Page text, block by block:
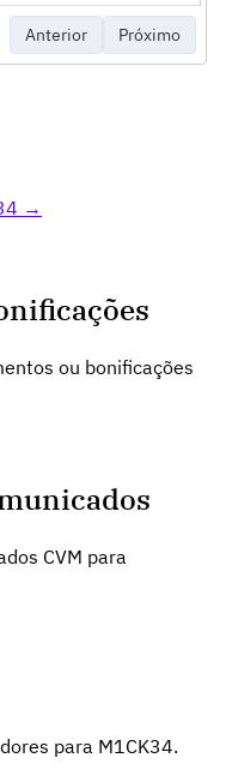
Anterior Próximo
→
ou bonificações
CVM para
para M1CK34.